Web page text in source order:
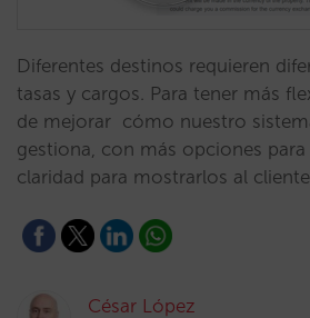
Diferentes destinos requieren
tasas y cargos. Para tener más
de mejorar cómo nuestro
gestiona, con más opciones
claridad para mostrarlos al
César López